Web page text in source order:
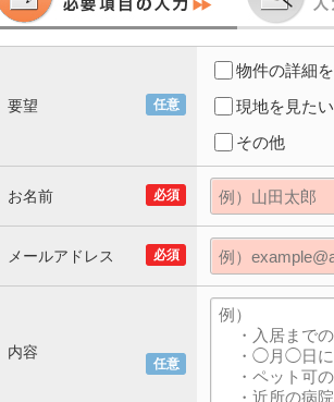
任意
要望
物件の詳細
現地を見たい
その他
必須
お名前
必須
メールアドレス
任意
内容